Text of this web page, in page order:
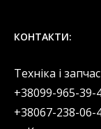
КОНТАКТИ:
Техніка і
+38099-965-39-
‎+38067-238-06-